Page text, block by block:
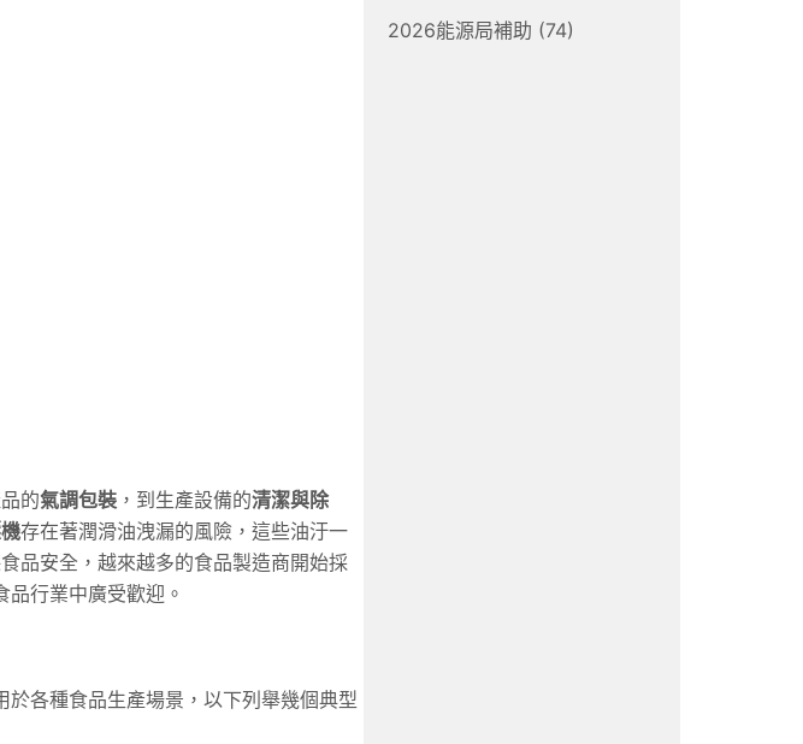
的氣調包裝 ，到生產設備的清潔與除
存在著潤滑油洩漏的風險，這些油汙一
品安全，越來越多的食品製造商開始採
行業中廣受歡迎。
於各種食品生產場景，以下列舉幾個典型
2026能源局補助 (74)